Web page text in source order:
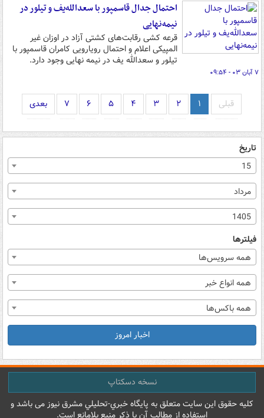
احتمال جدال قاسمپور با سعدالله‌یف و تیلور در
نیمه‌نهایی
قرعه کشی رقابت‌های کشتی آزاد در اوزان غیر
المپیکی اعلام و احتمال رویارویی کامران قاسمپور با
تیلور و سعدالله یف در نیمه نهایی وجود دارد.
۷ آبان ۰۳ - ۰۹:۵۴
قبلی ۱ ۲ ۳ ۴ ۵ ۶ ۷ بعدی
تاریخ
15
مرداد
1405
فیلترها
همه سرویس‌ها
همه انواع خبر
همه باکس‌ها
اخبار امروز
نسخه دسکتاپ
کليه حقوق اين سايت متعلق به پایگاه خبري-تحليلي مشرق نيوز می باشد و
استفاده از مطالب آن با ذکر منبع بلامانع است.